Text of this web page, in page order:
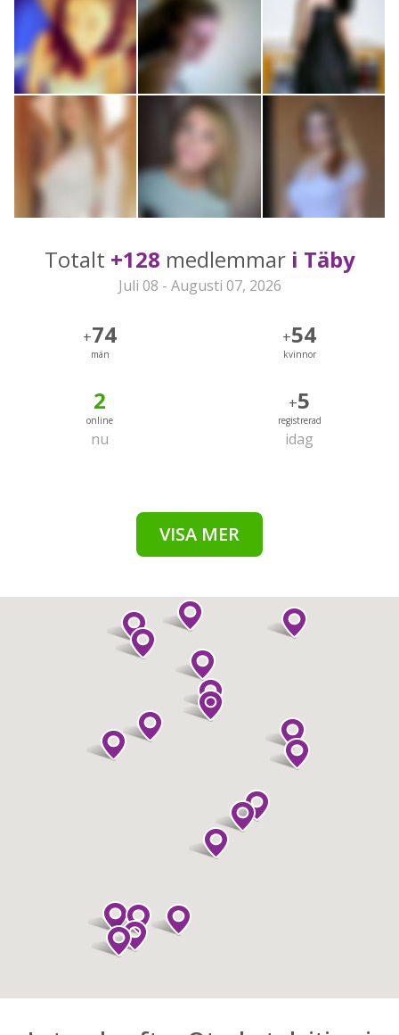
Totalt +128 medlemmar i Täby
Juli 08 - Augusti 07, 2026
+74
män
+54
kvinnor
2
online
nu
+5
registrerad
idag
VISA MER